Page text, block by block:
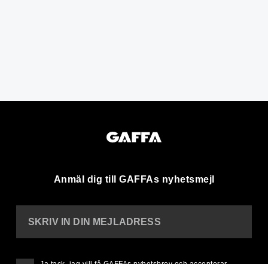
Anmäl dig till GAFFAs nyhetsmejl
SKRIV IN DIN MEJLADRESS